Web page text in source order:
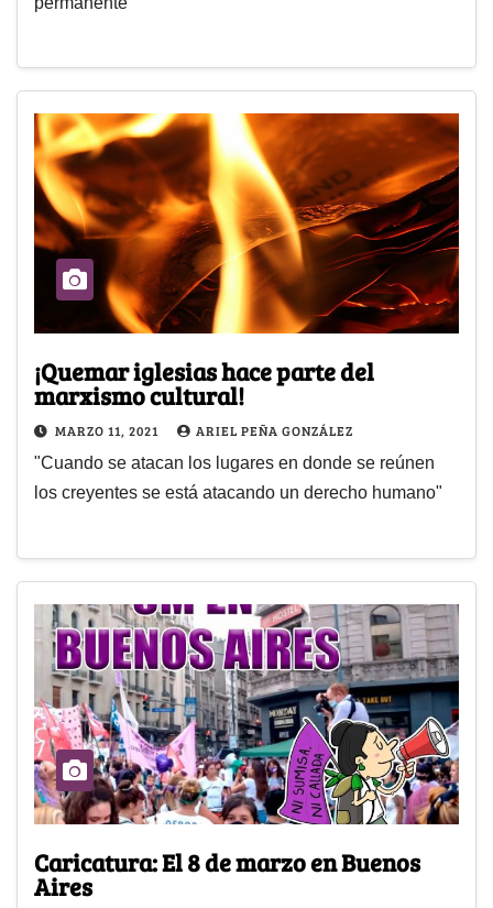
¡Quemar iglesias hace parte del
marxismo cultural!
MARZO 11, 2021 ARIEL PEÑA GONZÁLEZ
"Cuando se atacan los lugares en donde se reúnen
los creyentes se está atacando un derecho humano"
Caricatura: El 8 de marzo en Buenos
Aires